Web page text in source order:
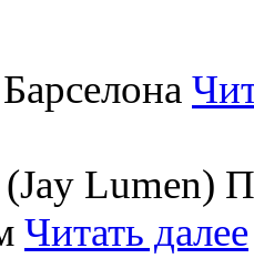
Lumen)
Читать далее